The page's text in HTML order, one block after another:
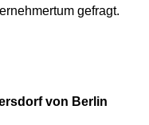
gefragt.
von Berlin